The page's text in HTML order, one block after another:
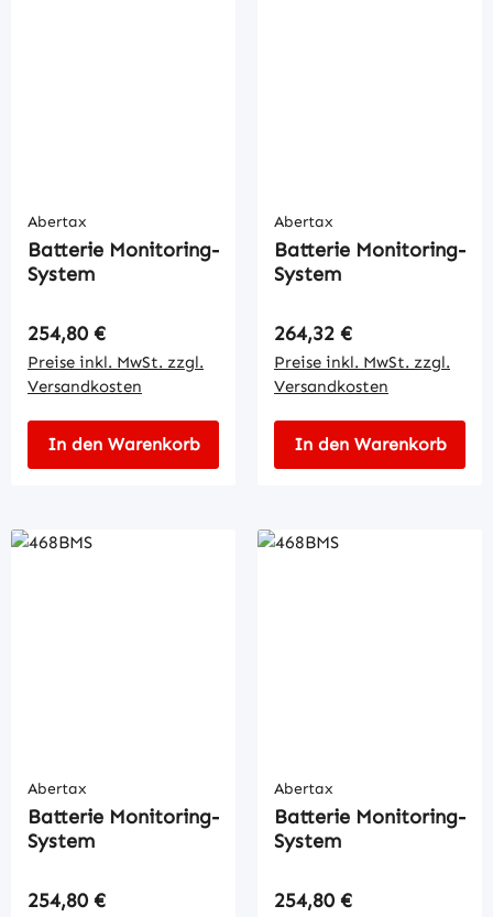
Abertax
Batterie Monitoring-
System
Regulärer Preis:
254,80 €
Preise inkl. MwSt. zzgl.
Versandkosten
In den Warenkorb
Abertax
Batterie Monitoring-
System
Regulärer Preis:
264,32 €
Preise inkl. MwSt. zzgl.
Versandkosten
In den Warenkorb
Abertax
Batterie Monitoring-
System
Regulärer Preis:
254,80 €
Abertax
Batterie Monitoring-
System
Regulärer Preis:
254,80 €